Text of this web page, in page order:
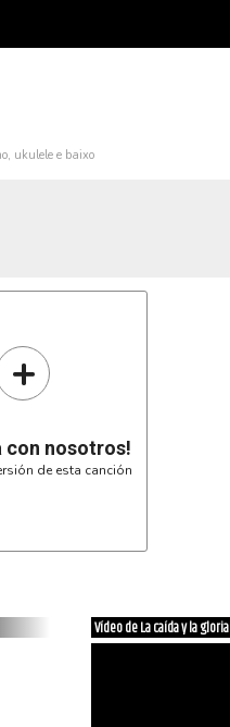
ukulele e baixo
+
con nosotros!
de esta canción
Vídeo de La caída y la gloria